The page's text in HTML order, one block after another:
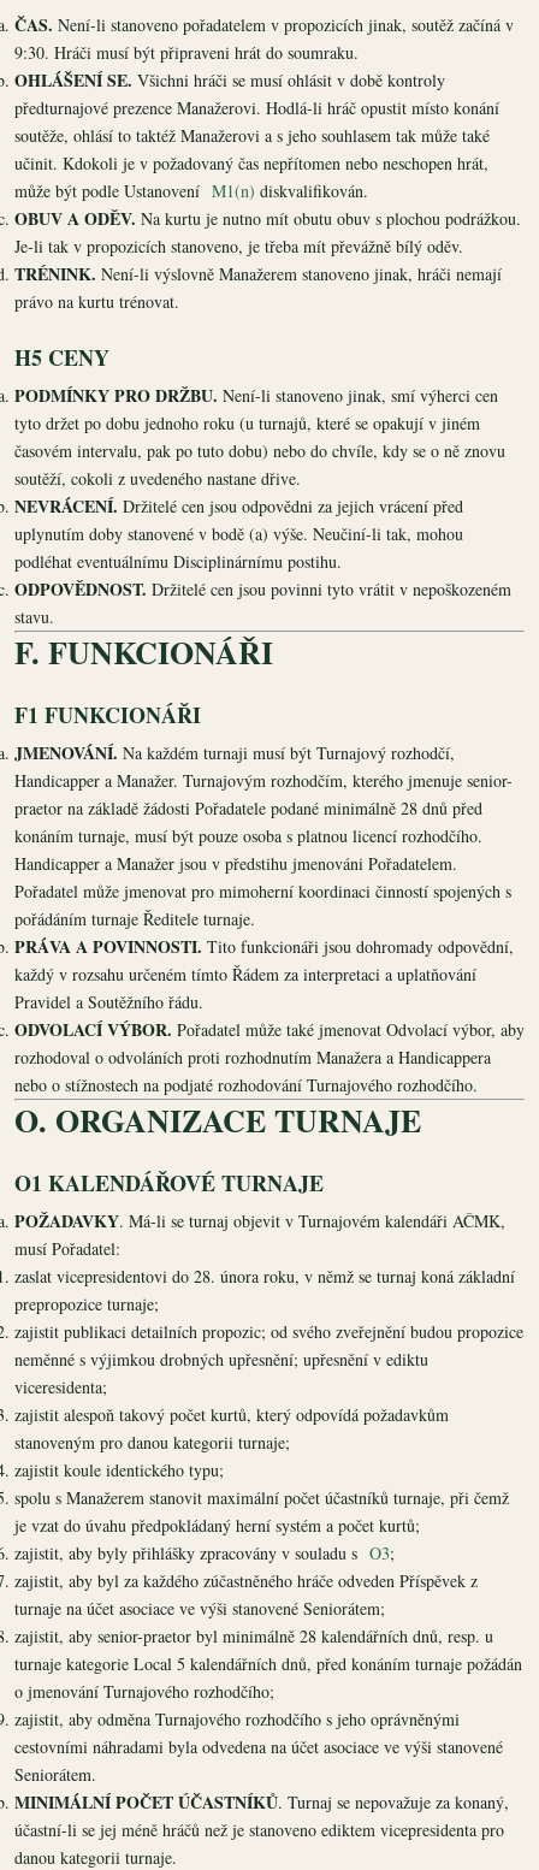
ČAS. Není-li stanoveno pořadatelem v propozicích jinak, soutěž začíná v
9:30. Hráči musí být připraveni hrát do soumraku.
OHLÁŠENÍ SE. Všichni hráči se musí ohlásit v době kontroly
předturnajové prezence Manažerovi. Hodlá-li hráč opustit místo konání
soutěže, ohlásí to taktéž Manažerovi a s jeho souhlasem tak může také
učinit. Kdokoli je v požadovaný čas nepřítomen nebo neschopen hrát,
může být podle Ustanovení M1(n) diskvalifikován.
OBUV A ODĚV. Na kurtu je nutno mít obutu obuv s plochou podrážkou.
Je-li tak v propozicích stanoveno, je třeba mít převážně bílý oděv.
TRÉNINK. Není-li výslovně Manažerem stanoveno jinak, hráči nemají
právo na kurtu trénovat.
H5 CENY
PODMÍNKY PRO DRŽBU. Není-li stanoveno jinak, smí výherci cen
tyto držet po dobu jednoho roku (u turnajů, které se opakují v jiném
časovém intervalu, pak po tuto dobu) nebo do chvíle, kdy se o ně znovu
soutěží, cokoli z uvedeného nastane dřive.
NEVRÁCENÍ. Držitelé cen jsou odpovědni za jejich vrácení před
uplynutím doby stanovené v bodě (a) výše. Neučiní-li tak, mohou
podléhat eventuálnímu Disciplinárnímu postihu.
ODPOVĚDNOST. Držitelé cen jsou povinni tyto vrátit v nepoškozeném
stavu.
F. FUNKCIONÁŘI
F1 FUNKCIONÁŘI
JMENOVÁNÍ. Na každém turnaji musí být Turnajový rozhodčí,
Handicapper a Manažer. Turnajovým rozhodčím, kterého jmenuje senior-
praetor na základě žádosti Pořadatele podané minimálně 28 dnů před
konáním turnaje, musí být pouze osoba s platnou licencí rozhodčího.
Handicapper a Manažer jsou v předstihu jmenováni Pořadatelem.
Pořadatel může jmenovat pro mimoherní koordinaci činností spojených s
pořádáním turnaje Ředitele turnaje.
PRÁVA A POVINNOSTI. Tito funkcionáři jsou dohromady odpovědní,
každý v rozsahu určeném tímto Řádem za interpretaci a uplatňování
Pravidel a Soutěžního řádu.
ODVOLACÍ VÝBOR. Pořadatel může také jmenovat Odvolací výbor, aby
rozhodoval o odvoláních proti rozhodnutím Manažera a Handicappera
nebo o stížnostech na podjaté rozhodování Turnajového rozhodčího.
O. ORGANIZACE TURNAJE
O1 KALENDÁŘOVÉ TURNAJE
POŽADAVKY. Má-li se turnaj objevit v Turnajovém kalendáři AČMK,
musí Pořadatel:
zaslat vicepresidentovi do 28. února roku, v němž se turnaj koná základní
prepropozice turnaje;
zajistit publikaci detailních propozic; od svého zveřejnění budou propozice
neměnné s výjimkou drobných upřesnění; upřesnění v ediktu
viceresidenta;
zajistit alespoň takový počet kurtů, který odpovídá požadavkům
stanoveným pro danou kategorii turnaje;
zajistit koule identického typu;
spolu s Manažerem stanovit maximální počet účastníků turnaje, při čemž
je vzat do úvahu předpokládaný herní systém a počet kurtů;
zajistit, aby byly přihlášky zpracovány v souladu s O3;
zajistit, aby byl za každého zúčastněného hráče odveden Příspěvek z
turnaje na účet asociace ve výši stanovené Seniorátem;
zajistit, aby senior-praetor byl minimálně 28 kalendářních dnů, resp. u
turnaje kategorie Local 5 kalendářních dnů, před konáním turnaje požádán
o jmenování Turnajového rozhodčího;
zajistit, aby odměna Turnajového rozhodčího s jeho oprávněnými
cestovními náhradami byla odvedena na účet asociace ve výši stanovené
Seniorátem.
MINIMÁLNÍ POČET ÚČASTNÍKŮ. Turnaj se nepovažuje za konaný,
účastní-li se jej méně hráčů než je stanoveno ediktem vicepresidenta pro
danou kategorii turnaje.